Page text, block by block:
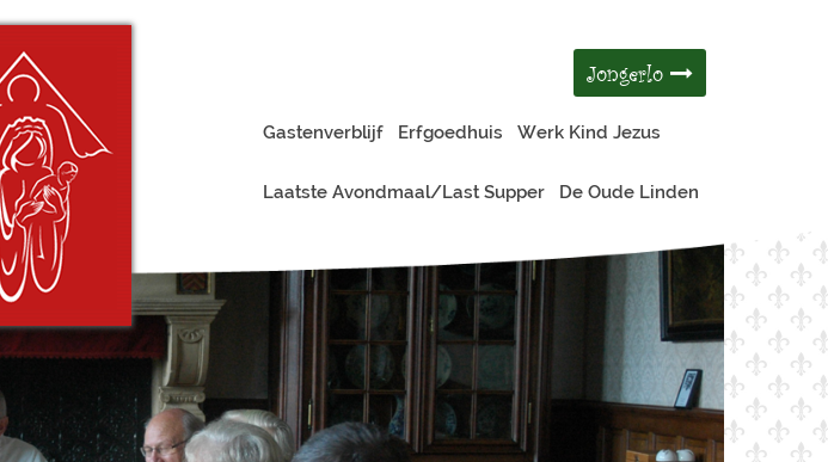
Jongerlo
Gastenverblijf Erfgoedhuis Werk Kind Jezus
Laatste Avondmaal/Last Supper De Oude Linden